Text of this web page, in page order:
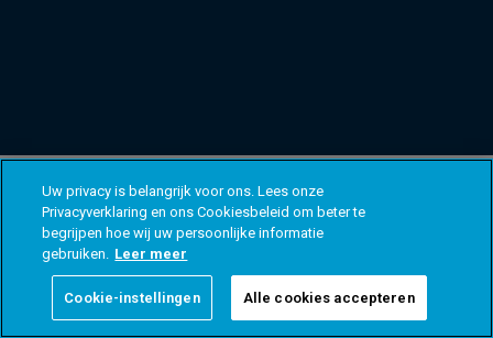
Uw privacy is belangrijk voor ons. Lees onze
Privacyverklaring en ons Cookiesbeleid om beter te
begrijpen hoe wij uw persoonlijke informatie
gebruiken. Leer meer
Cookie-instellingen Alle cookies accepteren